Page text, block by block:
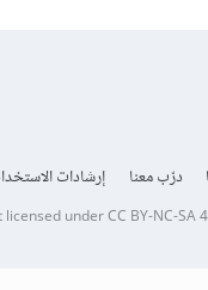
درّب معنا إرشادات
licensed underCC BY-NC-SA